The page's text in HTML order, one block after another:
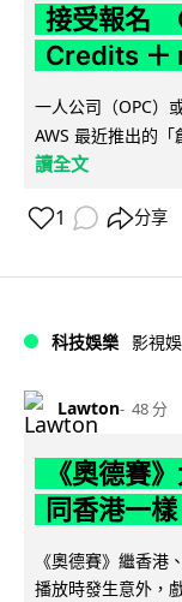
接受報名
Credits ＋
一人公司（OPC）
AWS 最近推出的
讀全文
1 分享
科技娛樂 影視
Lawton 48 分
《奧德賽
同香港一
《奧德賽》繼香港
播放時發生意外，